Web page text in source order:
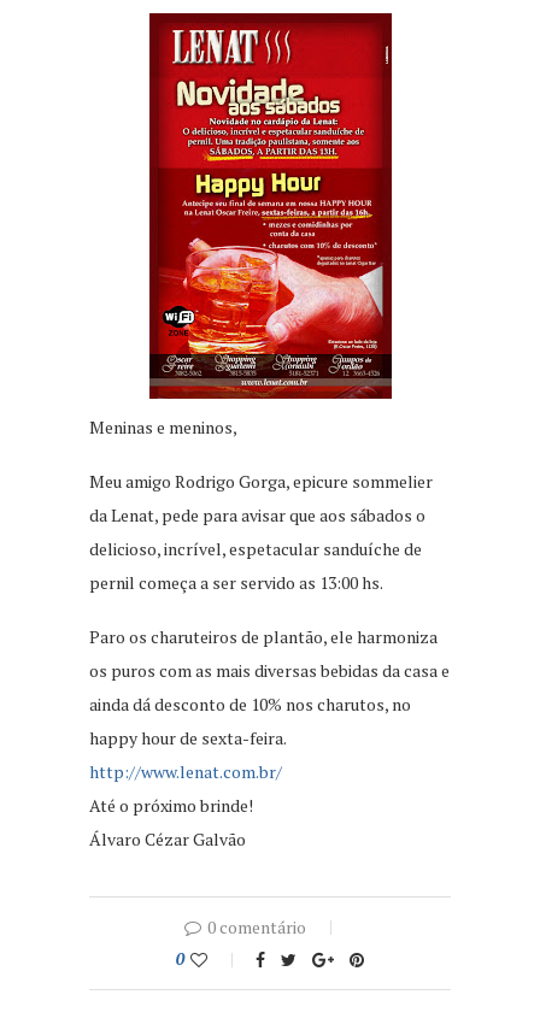
Meninas e meninos,
Meu amigo Rodrigo Gorga, epicure sommelier
da Lenat, pede para avisar que aos sábados o
delicioso, incrível, espetacular sanduíche de
pernil começa a ser servido as 13:00 hs.
Paro os charuteiros de plantão, ele harmoniza
os puros com as mais diversas bebidas da casa e
ainda dá desconto de 10% nos charutos, no
happy hour de sexta-feira.
http://www.lenat.com.br/
Até o próximo brinde!
Álvaro Cézar Galvão
0 comentário
0